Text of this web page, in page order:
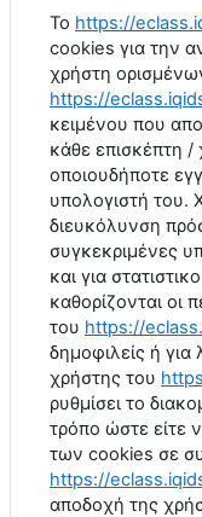
Το https://eclass.
cookies για την
χρήστη
https://eclass.
κειμένου που
κάθε επισκέπτη
οποιουδήποτε
υπολογιστή του.
διευκόλυνση
συγκεκριμένες
και για
καθορίζονται οι
του https://eclass.
δημοφιλείς ή για
χρήστης του https
ρυθμίσει το
τρόπο ώστε είτε
των cookies σε
https://eclass.
αποδοχή της